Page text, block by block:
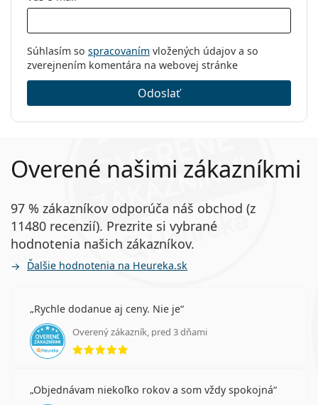
Súhlasím so spracovaním vložených údajov a so
zverejnením komentára na webovej stránke
Odoslať
Overené našimi zákazníkmi
97 % zákazníkov odporúča náš obchod (z
11480 recenzií). Prezrite si vybrané
hodnotenia našich zákazníkov.
Ďalšie hodnotenia na Heureka.sk
Rychle dodanue aj ceny. Nie je
Overený zákazník, pred 3 dňami
hodnotenie 5 z 5
Objednávam niekoľko rokov a som vždy spokojná